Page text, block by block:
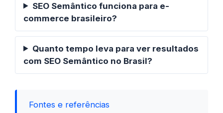
SEO Semântico funciona para e-
commerce brasileiro?
Quanto tempo leva para ver resultados
com SEO Semântico no Brasil?
Fontes e referências